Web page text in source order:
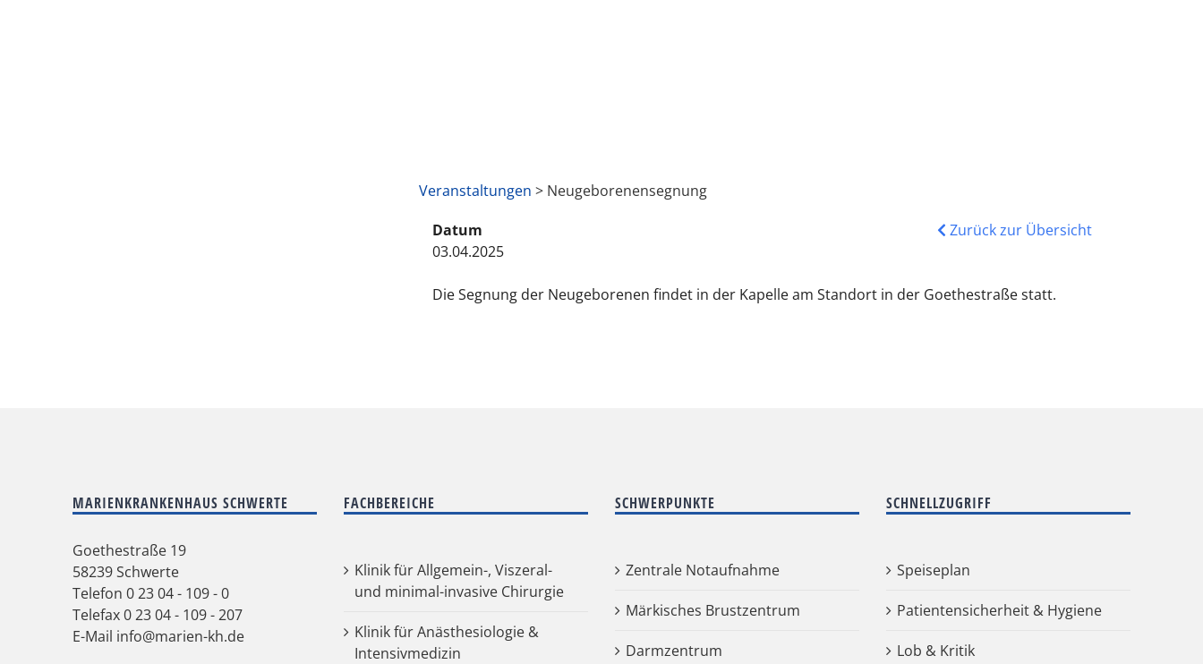
Veranstaltungen > Neugeborenensegnung
Datum
03.04.2025
Zurück zur Übersicht
Die Segnung der Neugeborenen findet in der Kapelle am Standort in der Goethestraße statt.
MARIENKRANKENHAUS SCHWERTE
Goethestraße 19
58239 Schwerte
Telefon0 23 04 - 109 - 0
Telefax 0 23 04 - 109 - 207
E-Mail info@marien-kh.de
FACHBEREICHE
Klinik für Allgemein-, Viszeral-
und minimal-invasive Chirurgie
Klinik für Anästhesiologie &
Intensivmedizin
SCHWERPUNKTE
Zentrale Notaufnahme
Märkisches Brustzentrum
Darmzentrum
SCHNELLZUGRIFF
Speiseplan
Patientensicherheit & Hygiene
Lob & Kritik